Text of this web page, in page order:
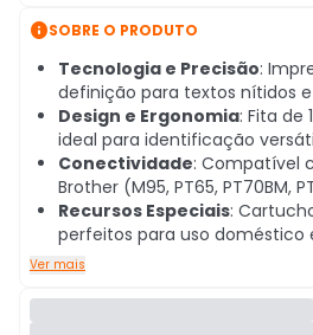
SOBRE O PRODUTO
Tecnologia e Precisão:
definição para textos nítidos
Design e Ergonomia: Fita de
ideal para identificação
Conectividade: Compatível
Brother (M95, PT65, PT70BM,
Recursos Especiais:
perfeitos para uso doméstico
Ver mais